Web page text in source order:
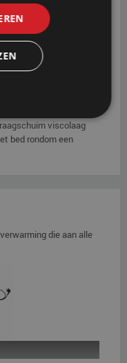
softside soft-instap.
viscolaag
bed rondom een
die aan alle